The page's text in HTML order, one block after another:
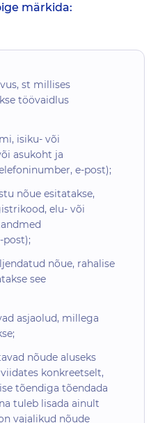
märkida:
st millises
töövaidlus
isiku- või
asukoht ja
e-post);
nõue esitatakse,
elu- või
post);
nõue, rahalise
see
asjaolud, millega
nõude aluseks
konkreetselt,
tõendiga tõendada
tuleb lisada ainult
vajalikud nõude